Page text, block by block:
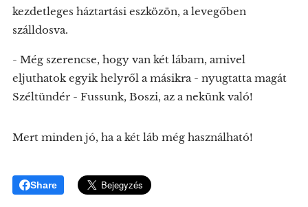
kezdetleges háztartási eszközön, a levegőben
szálldosva.
- Még szerencse, hogy van két lábam, amivel
eljuthatok egyik helyről a másikra - nyugtatta magát
Széltündér - Fussunk, Boszi, az a nekünk való!
Mert minden jó, ha a két láb még használható!
Share